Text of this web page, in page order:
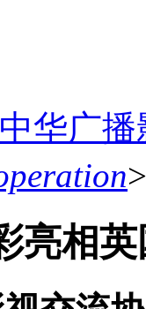
中华广
亮相